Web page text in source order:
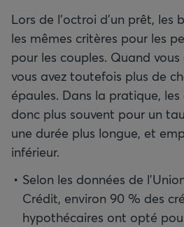
Lors de l’octroi d’un prêt, les
les mêmes critères pour les
pour les couples. Quand
vous avez toutefois plus de
épaules. Dans la pratique,
donc plus souvent pour un
une durée plus longue, et
inférieur.
Selon les données de
Crédit, environ 90 % des
hypothécaires ont opté